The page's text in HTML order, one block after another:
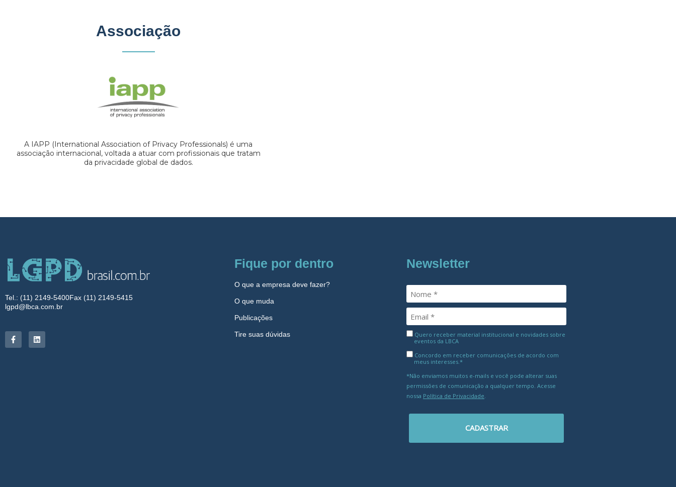
Associação
A IAPP (International Association of Privacy Professionals) é uma
associação internacional, voltada a atuar com profissionais que tratam
da privacidade global de dados.
Tel.: (11) 2149-5400Fax (11) 2149-5415
lgpd@lbca.com.br
Fique por dentro
O que a empresa deve fazer?
O que muda
Publicações
Tire suas dúvidas
Newsletter
Quero receber material institucional e novidades sobre
eventos da LBCA
Concordo em receber comunicações de acordo com
meus interesses.*
*Não enviamos muitos e-mails e você pode alterar suas
permissões de comunicação a qualquer tempo. Acesse
nossa Política de Privacidade
CADASTRAR